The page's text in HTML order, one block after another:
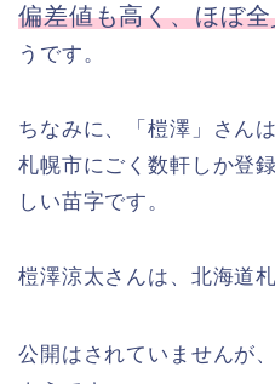
偏差値も高く、ほぼ
うです。
ちなみに、「榿澤」さん
札幌市にごく数軒しか登
しい苗字です。
榿澤涼太さんは、北海道
公開はされていませんが